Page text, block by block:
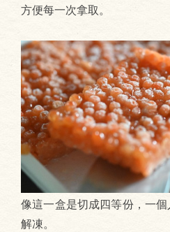
方便每一次拿取。
像這一盒是切成四等份，一
解凍。